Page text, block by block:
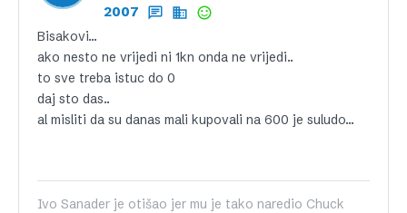
2007
Bisakovi…
ako nesto ne vrijedi ni 1kn onda ne vrijedi..
to sve treba istuc do 0
daj sto das..
al misliti da su danas mali kupovali na 600 je suludo…
Ivo Sanader je otišao jer mu je tako naredio Chuck